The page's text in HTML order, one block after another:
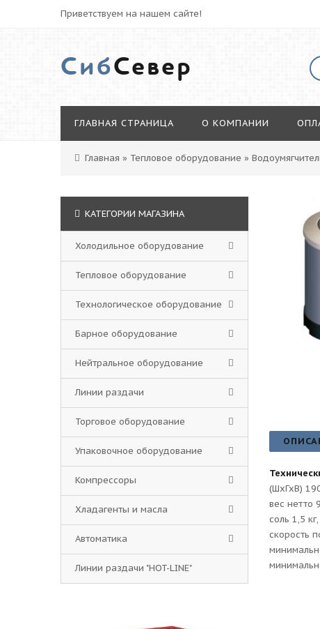
Приветствуем на нашем сайте!
СибСевер
ГЛАВНАЯ СТРАНИЦА О КОМПАНИИ
Главная » Тепловое оборудование »
(ШхГхВ)
вес нетто
соль 1,5 кг,
скорость
КАТЕГОРИИ МАГАЗИНА
Холодильное оборудование
Тепловое оборудование
Технологическое оборудование
Барное оборудование
Нейтральное оборудование
Линии раздачи
Торговое оборудование
Упаковочное оборудование
Компрессоры
Хладагенты и масла
Автоматика
Линии раздачи "HOT-LINE"